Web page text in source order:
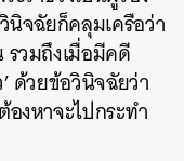
นิจฉัยก็คลุมเครือว่า
วมถึงเมื่อมีคดี
ด้วยข้อวินิจฉัยว่า
งหาจะไปกระทำ